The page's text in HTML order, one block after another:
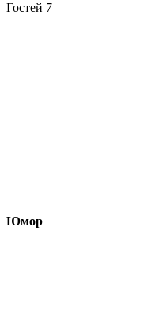
Гостей 7
Юмор